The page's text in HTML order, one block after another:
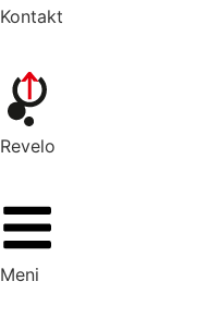
Kontakt
Revelo
Meni